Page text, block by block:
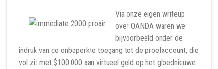
Via onze eigen writeup
over OANDA waren we
bijvoorbeeld onder de
indruk van de onbeperkte toegang tot de proefaccount, die
vol zit met $100.000 aan virtueel geld op het gloednieuwe